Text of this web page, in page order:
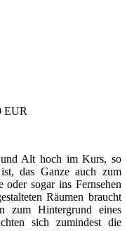
EUR
und Alt hoch im Kurs, so
das Ganze auch zum
sogar ins Fernsehen
Räumen braucht
zum Hintergrund eines
sich zumindest die